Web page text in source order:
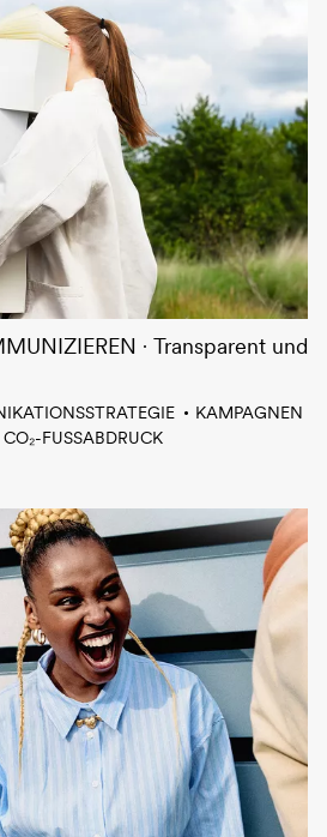
Transparent und
KAMPAGNEN
FUSSABDRUCK